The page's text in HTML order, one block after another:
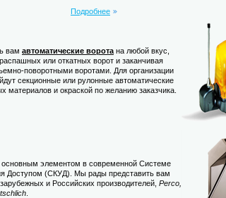
Подробнее
вам автоматические ворота на любой вкус,
или откатных ворот и заканчивая
поворотными воротами. Для организации
секционные или рулонные автоматические
материалов и окраской по желанию заказчика.
основным элементом в современной Системе
Доступом (СКУД). Мы рады представить вам
и Российских производителей, Perco,